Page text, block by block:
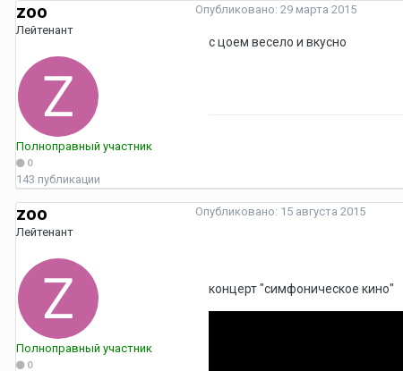
zoo
Лейтенант
Полноправный участник
0
143 публикации
Опубликовано: 29 марта 2015
с цоем весело и вкусно
zoo
Лейтенант
Полноправный участник
0
Опубликовано: 15 августа 2015
концерт "симфоническое кино"